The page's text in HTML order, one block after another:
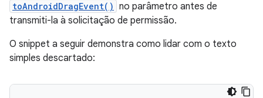
toAndroidDragEvent() no parâmetro antes de
transmiti-la à solicitação de permissão.
O snippet a seguir demonstra como lidar com o texto
simples descartado: